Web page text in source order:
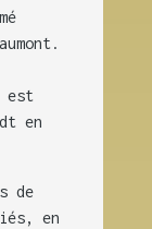
est
en
de
en